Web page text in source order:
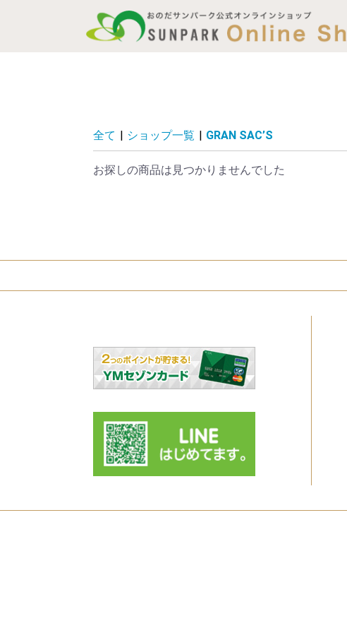
全て | ショップ一覧 | GRAN SAC’S
お探しの商品は見つかりませんでした